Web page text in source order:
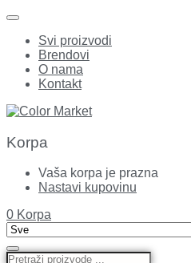
Svi proizvodi
Brendovi
O nama
Kontakt
Korpa
Vaša korpa je prazna
Nastavi kupovinu
0 Korpa